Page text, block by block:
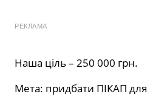
РЕКЛАМА
Наша ціль – 250 000 грн.
Мета: придбати ПІКАП